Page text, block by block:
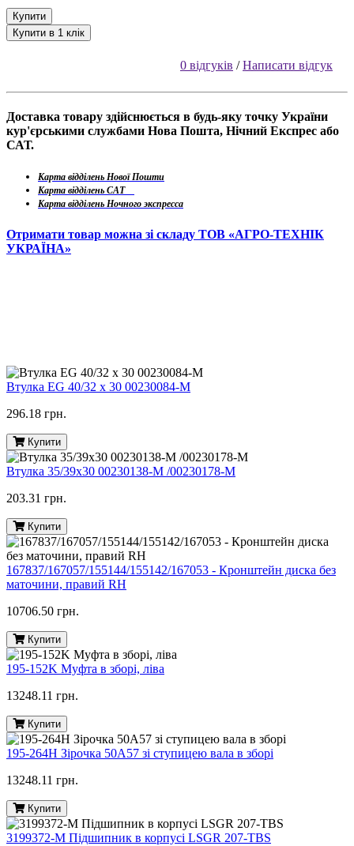
Купити
Купити в 1 клік
0 відгуків /Написати відгук
Доставка товару здійснюється в будь-яку точку України
кур'єрськими службами Нова Пошта, Нічний Експрес або
САТ.
Карта відділень Нової Пошти
Карта відділень САТ
Карта відділень Ночного экспресса
Отримати товар можна зі складу ТОВ «АГРО-ТЕХНІК
УКРАЇНА»
Втулка EG 40/32 x 30 00230084-M
296.18 грн.
Купити
Втулка 35/39х30 00230138-M /00230178-M
203.31 грн.
Купити
167837/167057/155144/155142/167053 - Кронштейн диска без
маточини, правий RH
10706.50 грн.
Купити
195-152K Муфта в зборі, ліва
13248.11 грн.
Купити
195-264H Зірочка 50A57 зі ступицею вала в зборі
13248.11 грн.
Купити
3199372-M Підшипник в корпусі LSGR 207-TBS